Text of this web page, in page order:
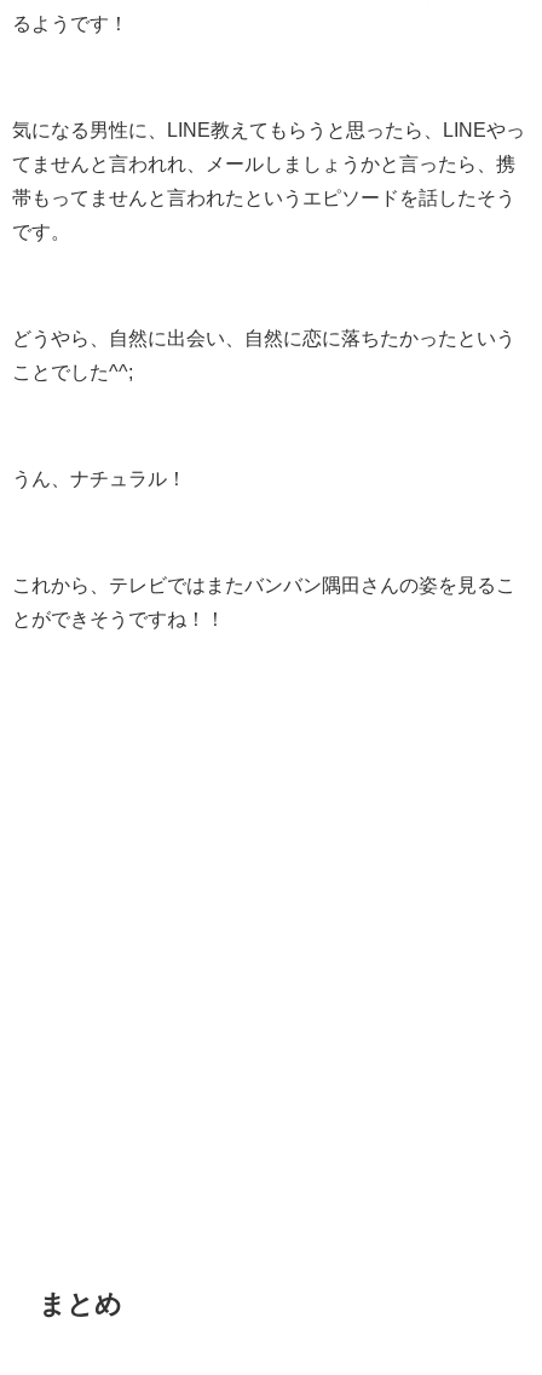
るようです！
気になる男性に、LINE教えてもらうと思ったら、LINEやっ
てませんと言われれ、メールしましょうかと言ったら、携
帯もってませんと言われたというエピソードを話したそう
です。
どうやら、自然に出会い、自然に恋に落ちたかったという
ことでした^^;
うん、ナチュラル！
これから、テレビではまたバンバン隅田さんの姿を見るこ
とができそうですね！！
まとめ